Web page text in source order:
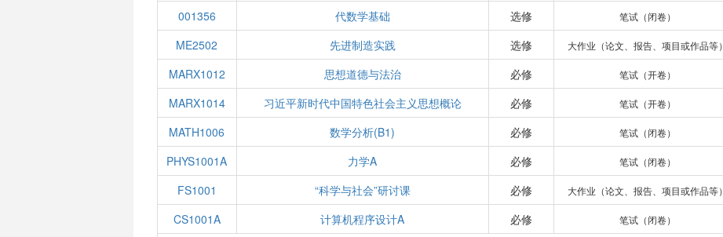
001356
代数学基础 选修 笔试（闭卷）
ME2502
先进制造实践 选修 大作业（论文、报告、项目或作品等）
MARX1012
思想道德与法治 必修 笔试（开卷）
MARX1014
习近平新时代中国特色社会主义思想概论 必修 笔试（开卷）
MATH1006
数学分析(B1) 必修 笔试（闭卷）
PHYS1001A
力学A 必修 笔试（闭卷）
FS1001
“科学与社会”研讨课 必修 大作业（论文、报告、项目或作品等）
CS1001A
计算机程序设计A 必修 笔试（闭卷）